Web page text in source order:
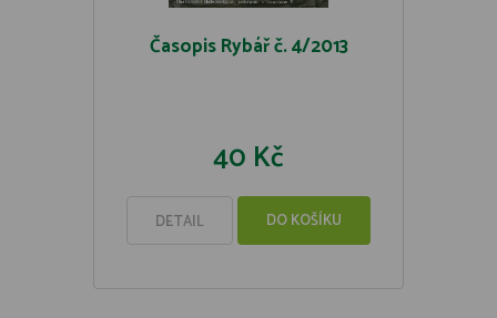
Časopis Rybář č. 4/2013
40 Kč
DETAIL DO KOŠÍKU